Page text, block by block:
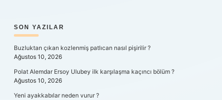
SIDEBAR
SON YAZILAR
Buzluktan çıkan kozlenmiş patlıcan nasıl pişirilir ?
Ağustos 10, 2026
Polat Alemdar Ersoy Ulubey ilk karşılaşma kaçıncı bölüm ?
Ağustos 10, 2026
Yeni ayakkabılar neden vurur ?